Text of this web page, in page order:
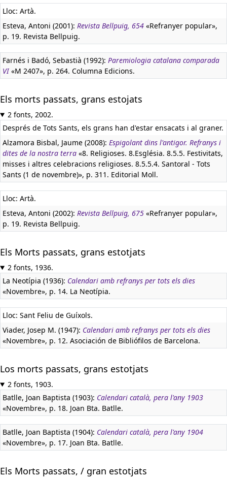
Lloc: Artà.
Esteva, Antoni (2001): Revista Bellpuig, 654 «Refranyer popular»,
p. 19. Revista Bellpuig.
Farnés i Badó, Sebastià (1992): Paremiologia catalana comparada
VI«M 2407», p. 264. Columna Edicions.
Els morts passats, grans estojats
2 fonts, 2002.
Després de Tots Sants, els grans han d'estar ensacats i al graner.
Alzamora Bisbal, Jaume (2008): Espigolant dins l'antigor. Refranys i
dites de la nostra terra «8. Religioses. 8.Església. 8.5.5. Festivitats,
misses i altres celebracions religioses. 8.5.5.4. Santoral - Tots
Sants (1 de novembre)», p. 311. Editorial Moll.
Lloc: Artà.
Esteva, Antoni (2002): Revista Bellpuig, 675 «Refranyer popular»,
p. 19. Revista Bellpuig.
Els Morts passats, grans estotjats
2 fonts, 1936.
La Neotípia (1936): Calendari amb refranys per tots els dies
«Novembre», p. 14. La Neotípia.
Lloc: Sant Feliu de Guíxols.
Viader, Josep M. (1947): Calendari amb refranys per tots els dies
«Novembre», p. 12. Asociación de Bibliófilos de Barcelona.
Los morts passats, grans estotjats
2 fonts, 1903.
Batlle, Joan Baptista (1903): Calendari català, pera l'any 1903
«Novembre», p. 18. Joan Bta. Batlle.
Batlle, Joan Baptista (1904): Calendari català, pera l'any 1904
«Novembre», p. 17. Joan Bta. Batlle.
Els Morts passats, / gran estotjats